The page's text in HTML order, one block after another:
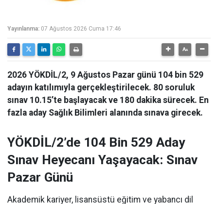
Yayınlanma: 07 Ağustos 2026 Cuma 17:46
2026 YÖKDİL/2, 9 Ağustos Pazar günü 104 bin 529
adayın katılımıyla gerçekleştirilecek. 80 soruluk
sınav 10.15’te başlayacak ve 180 dakika sürecek. En
fazla aday Sağlık Bilimleri alanında sınava girecek.
YÖKDİL/2’de 104 Bin 529 Aday
Sınav Heyecanı Yaşayacak: Sınav
Pazar Günü
Akademik kariyer, lisansüstü eğitim ve yabancı dil